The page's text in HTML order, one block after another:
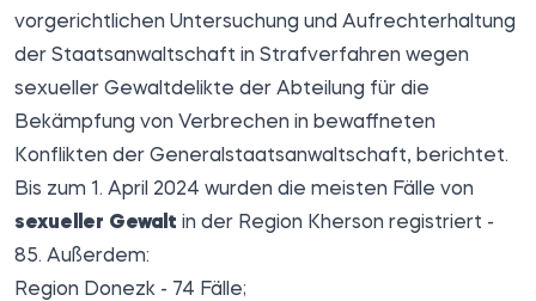
vorgerichtlichen Untersuchung und Aufrechterhaltung
der Staatsanwaltschaft in Strafverfahren wegen
sexueller Gewaltdelikte der Abteilung für die
Bekämpfung von Verbrechen in bewaffneten
Konflikten der Generalstaatsanwaltschaft, berichtet.
Bis zum 1. April 2024 wurden die meisten Fälle von
sexueller Gewalt in der Region Kherson registriert -
85. Außerdem:
Region Donezk - 74 Fälle;